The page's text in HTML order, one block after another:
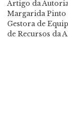
Artigo da
Margarida Pinto
Gestora de
de Recursos da